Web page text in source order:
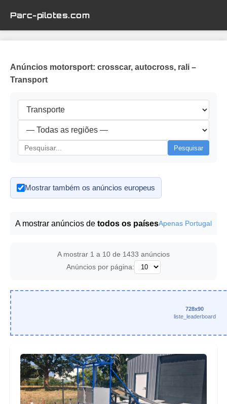
Parc-pilotes.com
Anúncios motorsport: crosscar, autocross, rali –
Transport
Pesquisar
Mostrar também os anúncios europeus
A mostrar anúncios de todos os paísesApenas Portugal
A mostrar 1 a 10 de 1433 anúncios
Anúncios por página:
728x90
liste_leaderboard